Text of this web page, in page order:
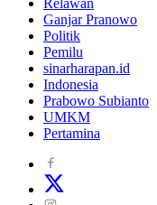
Relawan
Ganjar Pranowo
Politik
Pemilu
sinarharapan.id
Indonesia
Prabowo Subianto
UMKM
Pertamina